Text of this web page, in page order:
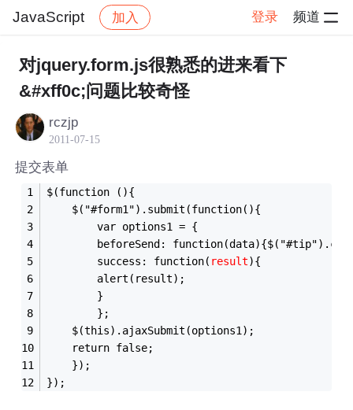
JavaScript 加入 登录 频道
社区 JavaScript 帖子详情
对jquery.form.js很熟悉的进来看下
&#xff0c;问题比较奇怪
rczjp
2011-07-15
提交表单
$(function (){
	$("#form1").submit(function(){
		var options1 = {
beforeSend:
		success: function(
result){
		alert(result);
		}
		};
	$(this).ajaxSubmit(options1);
	return false;
	});
});